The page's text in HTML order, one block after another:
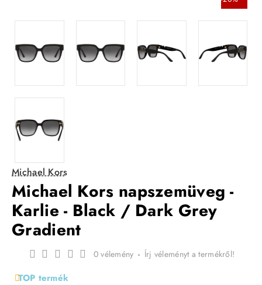
Michael Kors
Michael Kors napszemüveg -
Karlie - Black / Dark Grey
Gradient
TOP termék
0 vélemény - Írj véleményt a termékről!